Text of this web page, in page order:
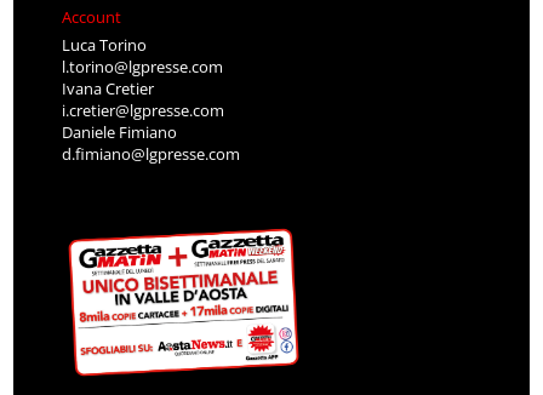
Account
Luca Torino
l.torino@lgpresse.com
Ivana Cretier
i.cretier@lgpresse.com
Daniele Fimiano
d.fimiano@lgpresse.com